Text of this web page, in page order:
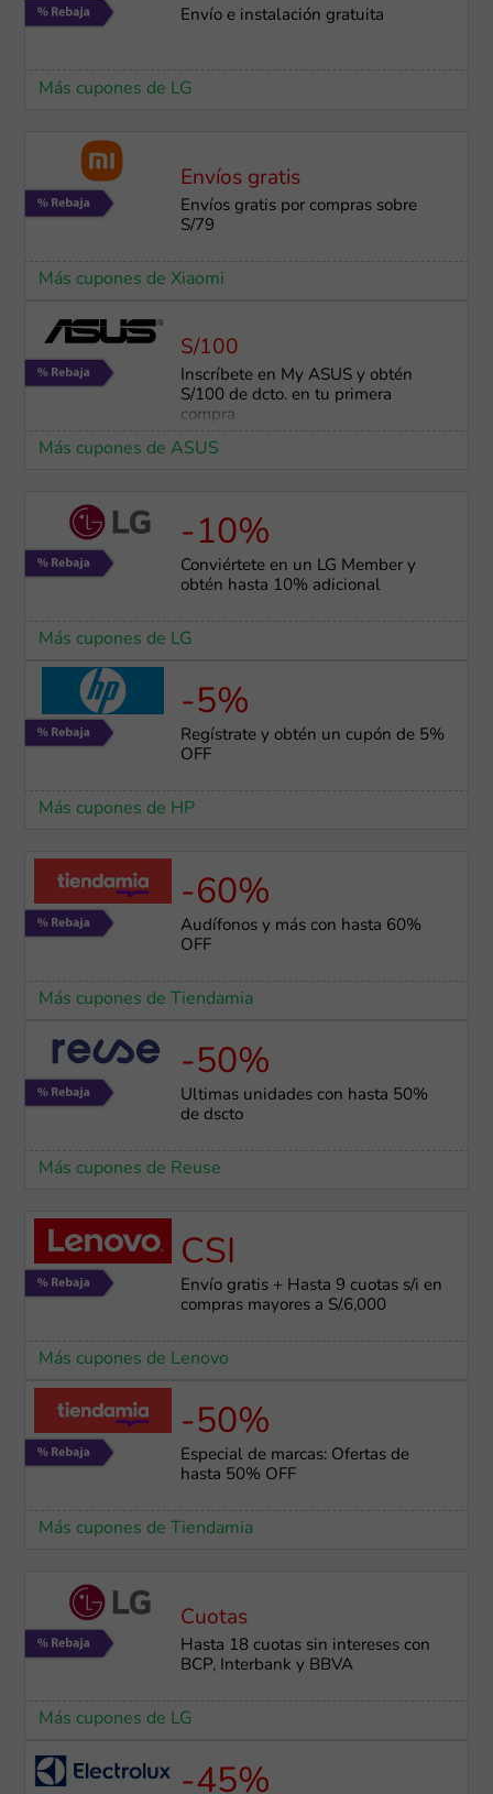
Envío e instalación ​gratuita
Más cupones de LG
Envíos gratis
Envíos gratis por compras sobre
S/79
Más cupones de Xiaomi
S/100
Inscríbete en My ASUS y obtén
S/100 de dcto. en tu primera
compra
Más cupones de ASUS
-10%
Conviértete en un LG Member y
obtén hasta 10% adicional
Más cupones de LG
-5%
Regístrate y obtén un cupón de 5%
OFF
Más cupones de HP
-60%
Audífonos y más con hasta 60%
OFF
Más cupones de Tiendamia
-50%
Últimas unidades con hasta 50%
de dscto
Más cupones de Reuse
CSI
Envío gratis + Hasta 9 cuotas s/i en
compras mayores a S/.6,000
Más cupones de Lenovo
-50%
Especial de marcas: Ofertas de
hasta 50% OFF
Más cupones de Tiendamia
Cuotas
Hasta 18 cuotas sin intereses con
BCP, Interbank y BBVA
Más cupones de LG
-45%